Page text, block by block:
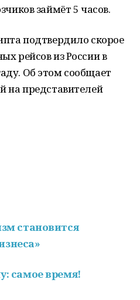
займёт 5 часов.
подтвердило скорое
рейсов из России в
Об этом сообщает
на представителей
становится
самое время!